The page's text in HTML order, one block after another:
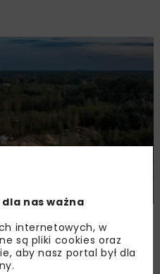
warszawa/
nas ważna
internetowych, w
są pliki cookies oraz
aby nasz portal był dla